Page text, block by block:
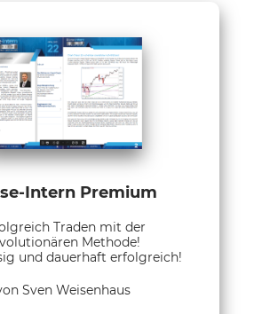
Intern Premium
Traden mit der
Methode!
und dauerhaft erfolgreich!
Sven Weisenhaus